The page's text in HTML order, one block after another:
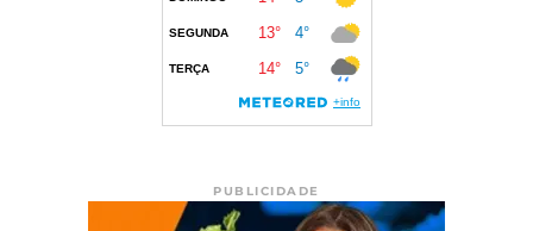
PUBLICIDADE